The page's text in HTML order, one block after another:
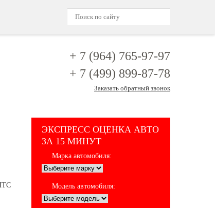
+ 7 (964) 765-97-97
+ 7 (499) 899-87-78
Заказать обратный звонок
ЭКСПРЕСС ОЦЕНКА АВТО
ЗА 15 МИНУТ
Марка автомобиля:
Модель автомобиля: